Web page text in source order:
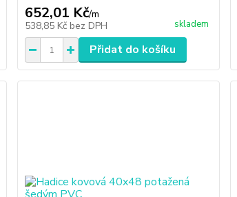
652,01 Kč/m
538,85 Kč bez DPH skladem
Přidat do košíku